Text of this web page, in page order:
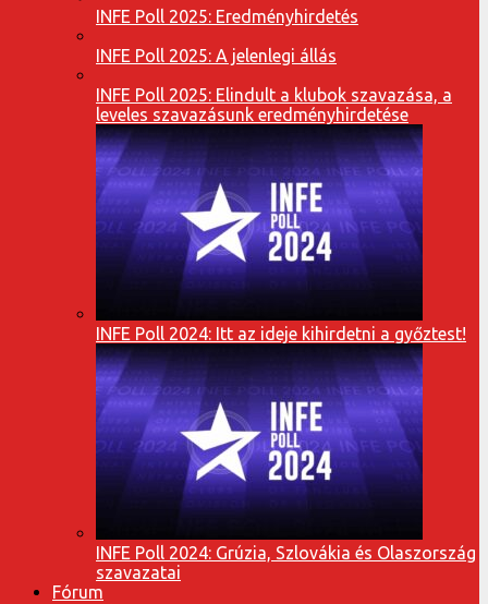
INFE Poll 2025: Eredményhirdetés
INFE Poll 2025: A jelenlegi állás
INFE Poll 2025: Elindult a klubok szavazása, a
leveles szavazásunk eredményhirdetése
INFE Poll 2024: Itt az ideje kihirdetni a győztest!
INFE Poll 2024: Grúzia, Szlovákia és Olaszország
szavazatai
Fórum